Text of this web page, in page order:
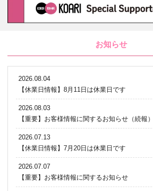
お知らせ
2026.08.04
【休業日情報】8月11日は休業日です
2026.08.03
【重要】お客様情報に関するお知らせ（続報）
2026.07.13
【休業日情報】7月20日は休業日です
2026.07.07
【重要】お客様情報に関するお知らせ